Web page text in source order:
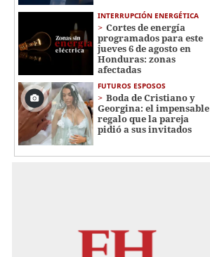
INTERRUPCIÓN ENERGÉTICA
Cortes de energía
programados para este
jueves 6 de agosto en
Honduras: zonas
afectadas
FUTUROS ESPOSOS
Boda de Cristiano y
Georgina: el impensable
regalo que la pareja
pidió a sus invitados